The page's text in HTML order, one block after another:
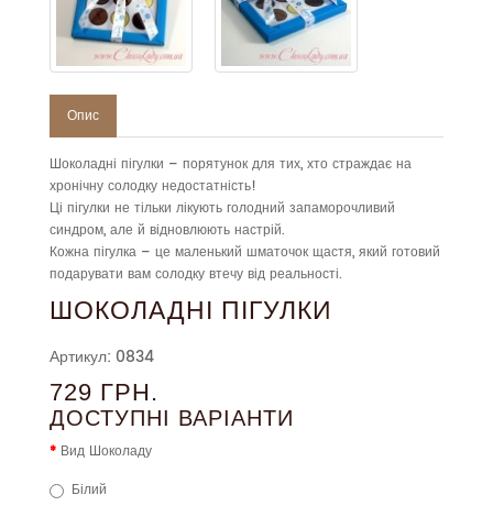
Опис
Шоколадні пігулки – порятунок для тих, хто страждає на
хронічну солодку недостатність!
Ці пігулки не тільки лікують голодний запаморочливий
синдром, але й відновлюють настрій.
Кожна пігулка – це маленький шматочок щастя, який готовий
подарувати вам солодку втечу від реальності.
ШОКОЛАДНІ ПІГУЛКИ
Артикул: 0834
729 ГРН.
ДОСТУПНІ ВАРІАНТИ
Вид Шоколаду
Білий